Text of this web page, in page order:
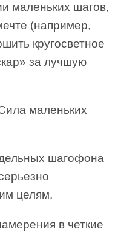
маленьких шагов,
(например,
кругосветное
за лучшую
маленьких
шагофона
целям.
в четкие